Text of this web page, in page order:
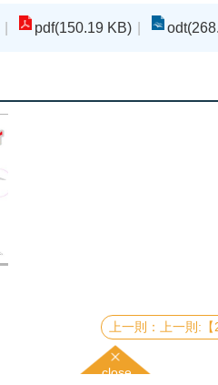
pdf(150.19 KB)
上一則:【2024-01-04】
close